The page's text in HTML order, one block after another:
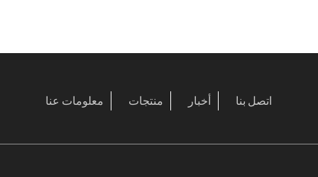
معلومات عنا منتجات أخبار اتصل بنا